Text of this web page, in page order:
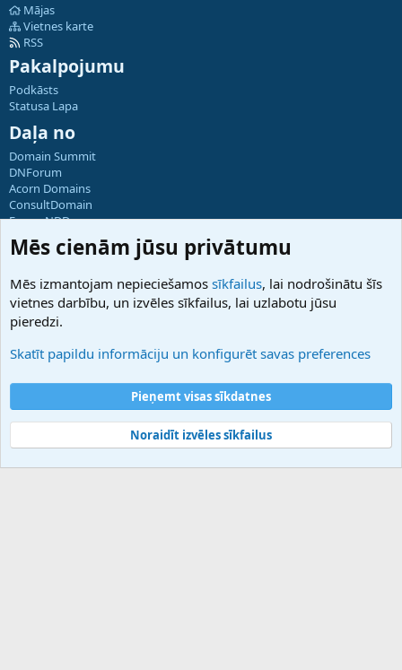
Mājas
Vietnes karte
RSS
Pakalpojumu
Podkāsts
Statusa Lapa
Daļa no
Domain Summit
DNForum
Acorn Domains
ConsultDomain
ForumNDD
Domainforum.ro
27.be
Hostmaria
Atbalsts
Palīdzība
Noteikumi un nosacījumi
Privātuma politika
Community platform by XenForo® © 2010-2025 XenForo Ltd.
Mēs cienām jūsu privātumu
Mēs izmantojam nepieciešamos sīkfailus, lai nodrošinātu šīs
vietnes darbību, un izvēles sīkfailus, lai uzlabotu jūsu
pieredzi.
Skatīt papildu informāciju un konfigurēt savas preferences
Pieņemt visas sīkdatnes
Noraidīt izvēles sīkfailus